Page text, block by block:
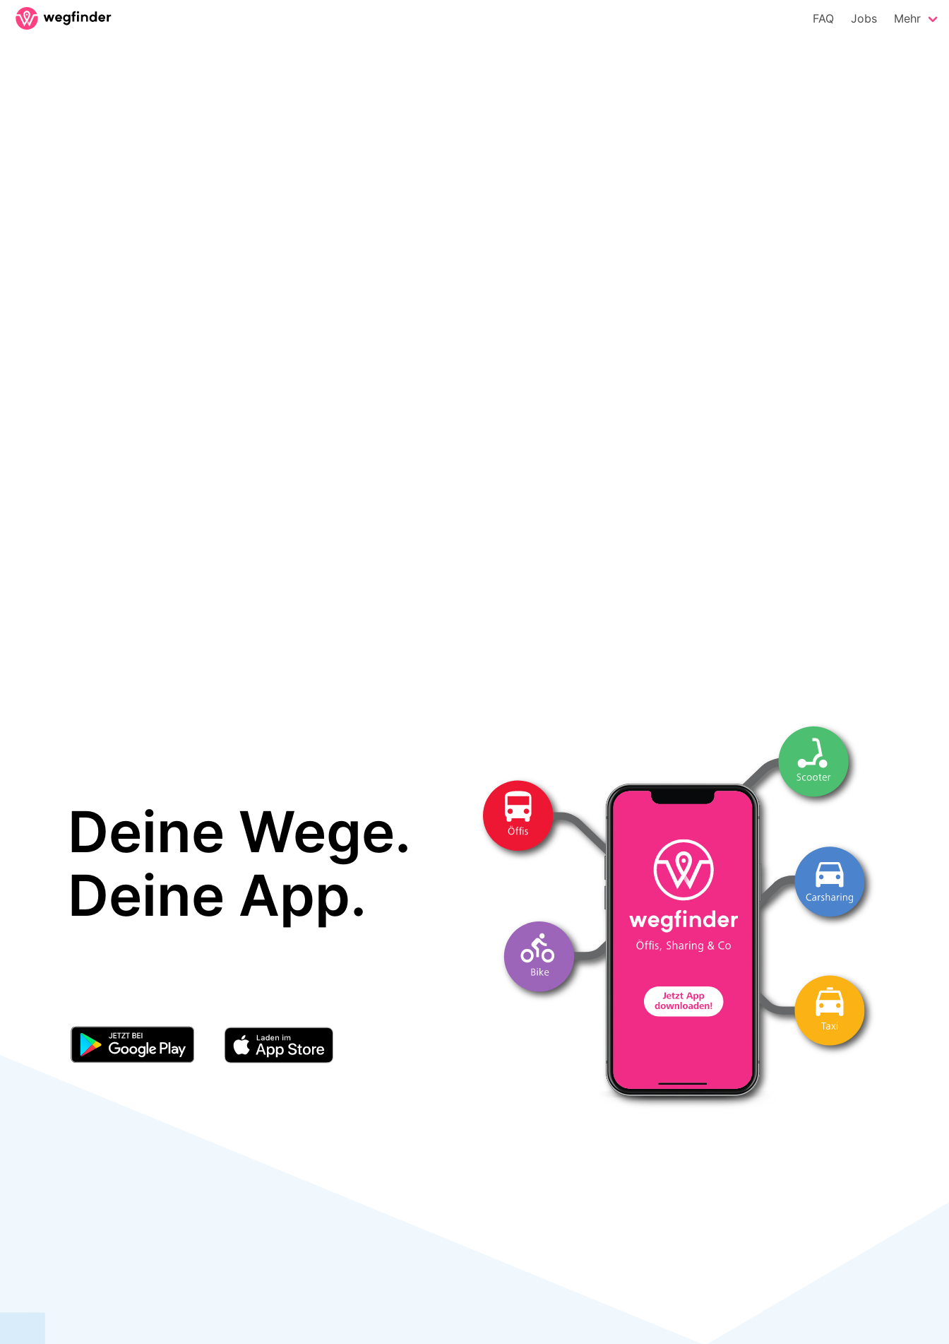
FAQ Jobs Mehr
Deine Wege.
Deine App.